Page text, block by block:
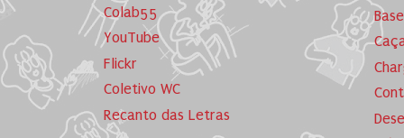
Colab55
YouTube
Flickr
Coletivo WC
Recanto das Letras